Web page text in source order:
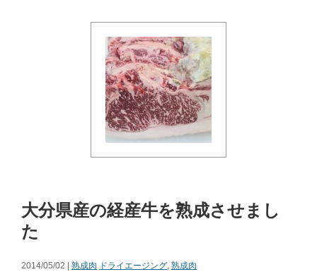
大分県産の経産牛を熟成させまし
た
2014/05/02 | 熟成肉 ドライエージング, 熟成肉